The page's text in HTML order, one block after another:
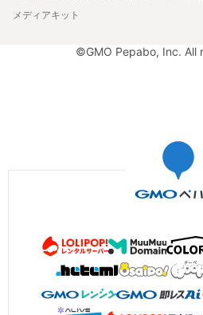
メディアキット
©GMO Pepabo, Inc. All